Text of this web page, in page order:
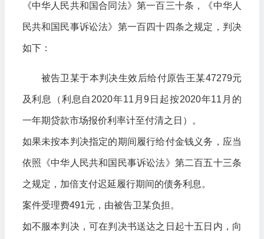
《中华人民共和国合同法》第一百三十条，《中华人
民共和国民事诉讼法》第一百四十四条之规定，判决
如下：
被告卫某于本判决生效后给付原告王某47279元
及利息（利息自2020年11月9日起按2020年11月的
一年期贷款市场报价利率计至付清之日）。
如果未按本判决指定的期间履行给付金钱义务，应当
依照《中华人民共和国民事诉讼法》第二百五十三条
之规定，加倍支付迟延履行期间的债务利息。
案件受理费491元，由被告卫某负担。
如不服本判决，可在判决书送达之日起十五日内，向